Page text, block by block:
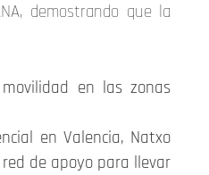
demostrando que la
en las zonas
en Valencia, Natxo
de apoyo para llevar